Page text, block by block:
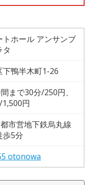
トホール アンサンブ
タ
下鴨半木町1-26
まで30分/250円、
円
市営地下鉄烏丸線
歩5分
otonowa